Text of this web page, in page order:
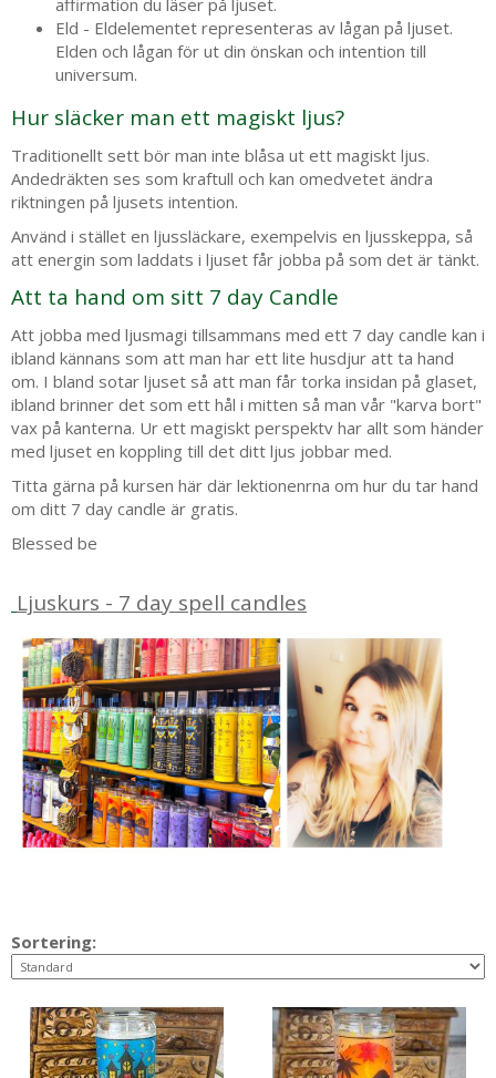
affirmation du läser på ljuset.
Eld - Eldelementet representeras av lågan på ljuset.
Elden och lågan för ut din önskan och intention till
universum.
Hur släcker man ett magiskt ljus?
Traditionellt sett bör man inte blåsa ut ett magiskt ljus.
Andedräkten ses som kraftull och kan omedvetet ändra
riktningen på ljusets intention.
Använd i stället en ljussläckare, exempelvis en ljusskeppa, så
att energin som laddats i ljuset får jobba på som det är tänkt.
Att ta hand om sitt 7 day Candle
Att jobba med ljusmagi tillsammans med ett 7 day candle kan i
ibland kännans som att man har ett lite husdjur att ta hand
om. I bland sotar ljuset så att man får torka insidan på glaset,
ibland brinner det som ett hål i mitten så man vår "karva bort"
vax på kanterna. Ur ett magiskt perspektv har allt som händer
med ljuset en koppling till det ditt ljus jobbar med.
Titta gärna på kursen här där lektionenrna om hur du tar hand
om ditt 7 day candle är gratis.
Blessed be
Ljuskurs - 7 day spell candles
Sortering: